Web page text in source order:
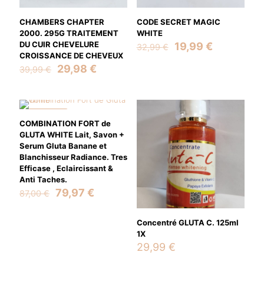
CHAMBERS CHAPTER
2000. 295G TRAITEMENT
DU CUIR CHEVELURE
CROISSANCE DE CHEVEUX
39,99€
Original
39,99 €.
29,98 €
29,98 €.
CODE SECRET MAGIC
WHITE
32,99€
Original
19,99 €Current
COMBINATION FORT de
GLUTA WHITE Lait, Savon +
Serum Gluta Banane et
Blanchisseur Radiance. Tres
Efficase , Eclaircissant &
Anti Taches.
87,00€ Original
79,97 €
Concentré GLUTA C. 125ml
1X
29,99 €